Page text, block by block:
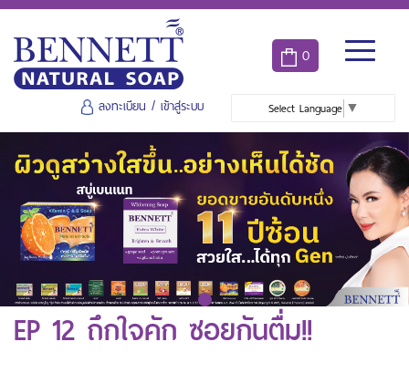
0
ลงทะเบียน / เข้าสู่ระบบ Select Language ▼
EP 12 ถึกใจคัก ซอยกันตื่ม!!